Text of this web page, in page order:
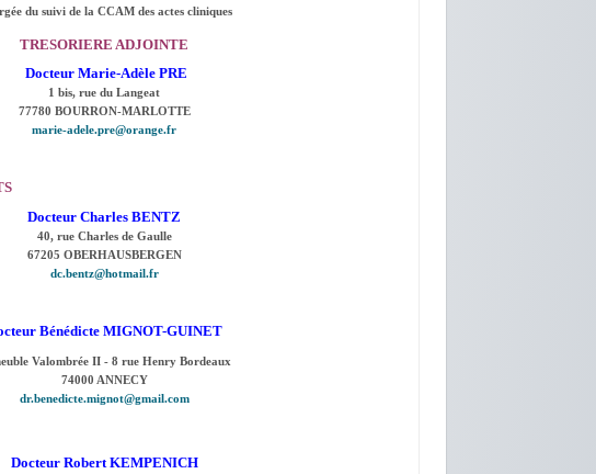
du suivi de la CCAM des actes cliniques
TRESORIERE ADJOINTE
Docteur Marie-Adèle PRE
1 bis, rue du Langeat
77780 BOURRON-MARLOTTE
marie-adele.pre@orange.fr
Docteur Charles BENTZ
40, rue Charles de Gaulle
67205 OBERHAUSBERGEN
dc.bentz@hotmail.fr
Bénédicte MIGNOT-GUINET
Valombrée II - 8 rue Henry Bordeaux
74000 ANNECY
dr.benedicte.mignot@gmail.com
Docteur Robert KEMPENICH